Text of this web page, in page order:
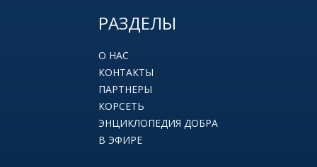
РАЗДЕЛЫ
О НАС
КОНТАКТЫ
ПАРТНЕРЫ
КОРСЕТЬ
ЭНЦИКЛОПЕДИЯ ДОБРА
В ЭФИРЕ